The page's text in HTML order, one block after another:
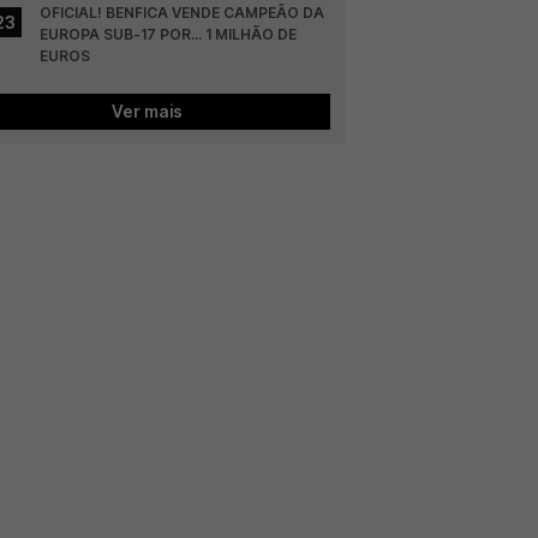
OFICIAL! BENFICA VENDE CAMPEÃO DA
EUROPA SUB-17 POR... 1 MILHÃO DE
EUROS
Ver mais